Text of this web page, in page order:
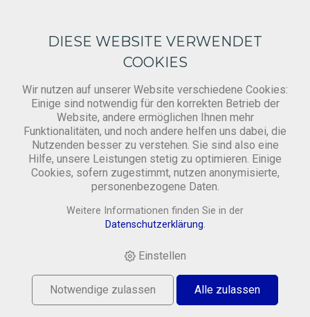
Mitbringsel
HOME › SHOP › PRODUKTE › GESCHENKARTIKEL ›
NOTIZBLOCK GEDREHT: BLAU-PINK
DIESE WEBSITE VERWENDET
COOKIES
Wir nutzen auf unserer Website verschiedene Cookies:
Einige sind notwendig für den korrekten Betrieb der
Website, andere ermöglichen Ihnen mehr
Funktionalitäten, und noch andere helfen uns dabei, die
Nutzenden besser zu verstehen. Sie sind also eine
Hilfe, unsere Leistungen stetig zu optimieren. Einige
Cookies, sofern zugestimmt, nutzen anonymisierte,
personenbezogene Daten.
Weitere Informationen finden Sie in der
Datenschutzerklärung.
Einstellen
Notwendige zulassen Alle zulassen